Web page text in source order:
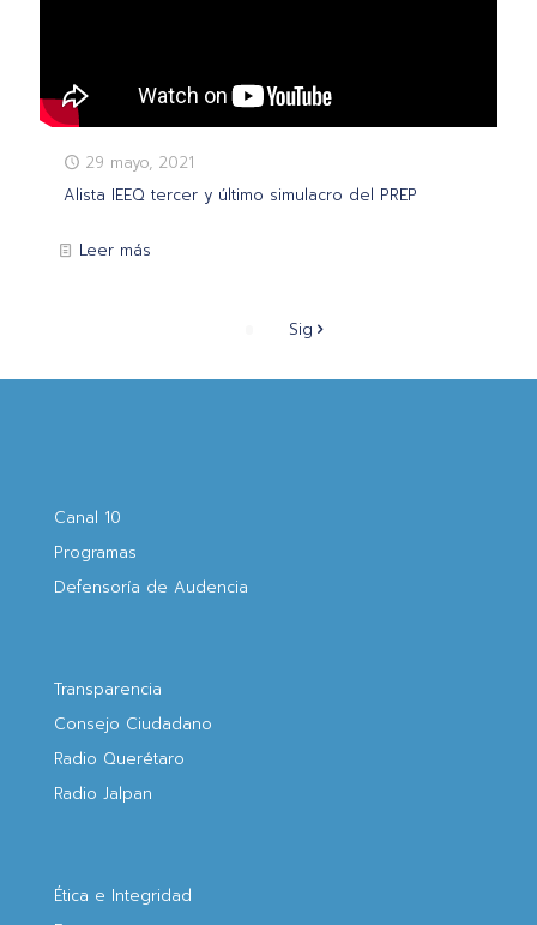
29 mayo, 2021
Alista IEEQ tercer y último simulacro del PREP
Leer más
Sig
Canal 10
Programas
Defensoría de Audencia
Transparencia
Consejo Ciudadano
Radio Querétaro
Radio Jalpan
Ética e Integridad